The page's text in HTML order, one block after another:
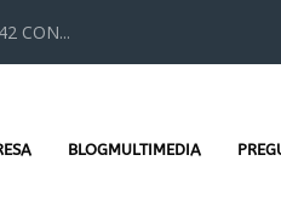
CON...
BLOGMULTIMEDIA